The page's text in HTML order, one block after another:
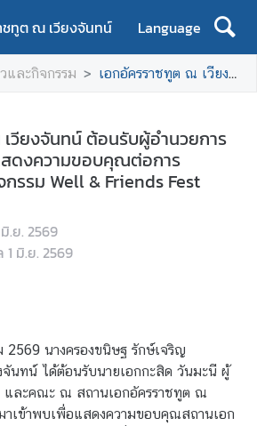
ชทูต ณ เวียงจันทน์
Language
และกิจกรรม เอกอัครราชทูต ณ เวียงจันทน์ ต้อนรับผู้อำนวยการองค์กร Well เข้าแสดงความขอบคุณต่อการสนับสนุนการจัดกิจกรรม Well & Friends Fest 2026
วียงจันทน์ ต้อนรับผู้อำนวยการ
สดงความขอบคุณต่อการ
รรม Well & Friends Fest
มิ.ย. 2569
1 มิ.ย. 2569
นางครองขนิษฐ รักษ์เจริญ
จันทน์ ได้ต้อนรับนายเอกกะสิด วันมะนี ผู้
และคณะ ณ สถานเอกอัครราชทูต ณ
าเข้าพบเพื่อแสดงความขอบคุณสถานเอก